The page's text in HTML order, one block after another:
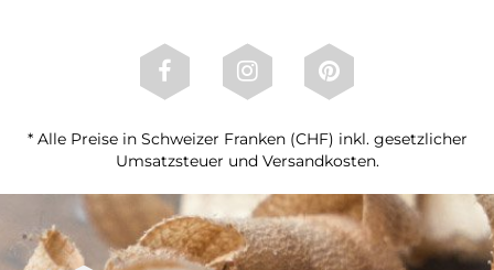
* Alle Preise in Schweizer Franken (CHF) inkl. gesetzlicher
Umsatzsteuer und Versandkosten.